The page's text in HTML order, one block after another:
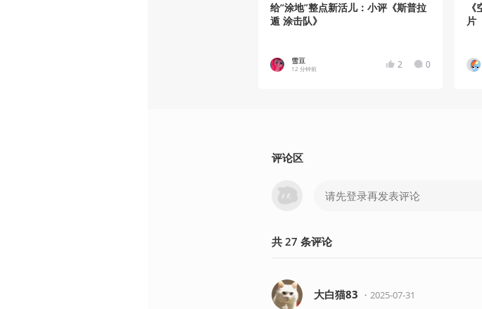
给“涂地”整点新活儿：小评《斯普拉
遁 涂击队》
雪豆
12 分钟前 2 0
片
评论区
共 27 条评论
大白猫83 ・ 2025-07-31